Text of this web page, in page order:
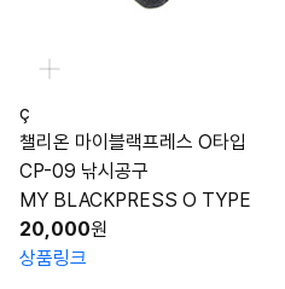
ç
챌리온 마이블랙프레스 O타입
CP-09 낚시공구
MY BLACKPRESS O TYPE
20,000원
상품링크